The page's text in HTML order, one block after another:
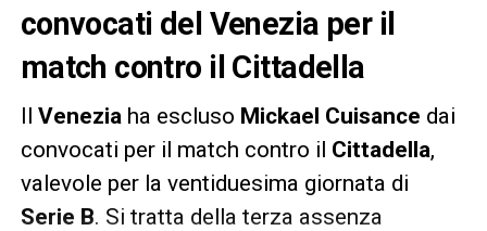
convocati del Venezia per il
match contro il Cittadella
Il Venezia ha escluso Mickael Cuisance dai
convocati per il match contro il Cittadella,
valevole per la ventiduesima giornata di
Serie B. Si tratta della terza assenza